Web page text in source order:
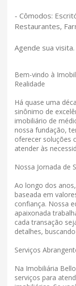
- Cômodos:
Restaurantes,
Agende sua visita.
Bem-vindo à
Realidade
Há quase uma
sinônimo de
imobiliário de
nossa fundação,
oferecer soluções
atender às
Nossa Jornada de
Ao longo dos
baseada em
confiança. Nossa
apaixonada
cada transação
detalhes,
Serviços
Na Imobiliária
serviços para